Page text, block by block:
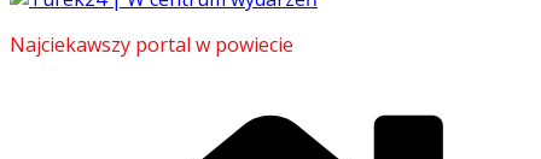
Najciekawszy portal w powiecie